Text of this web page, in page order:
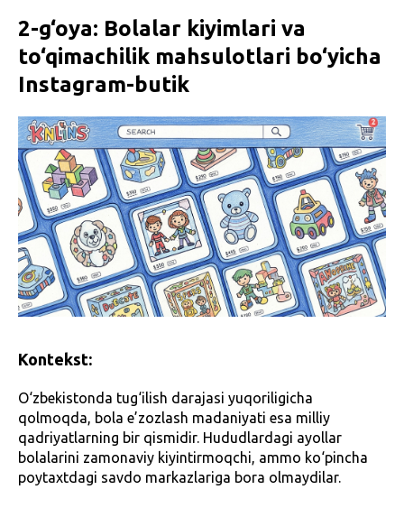
2-g‘oya: Bolalar kiyimlari va
to‘qimachilik mahsulotlari bo‘yicha
Instagram-butik
Kontekst:
O‘zbekistonda tug‘ilish darajasi yuqoriligicha
qolmoqda, bola e’zozlash madaniyati esa milliy
qadriyatlarning bir qismidir. Hududlardagi ayollar
bolalarini zamonaviy kiyintirmoqchi, ammo ko‘pincha
poytaxtdagi savdo markazlariga bora olmaydilar.